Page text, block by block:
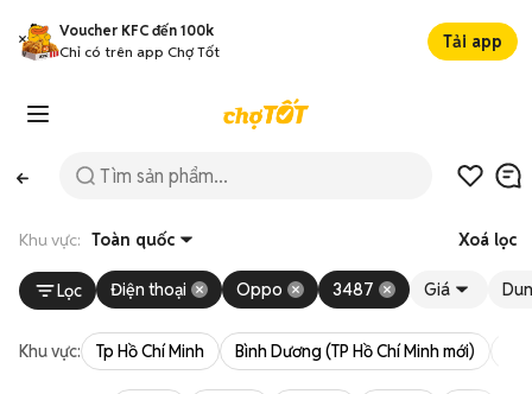
Voucher KFC đến 100k
Chỉ có trên app Chợ Tốt
Tải app
Khu vực: Toàn quốc Xoá lọc
Lọc Điện thoại Oppo 3487 Giá
Khu vực: Tp Hồ Chí Minh Bình Dương (TP Hồ Chí Minh mới)